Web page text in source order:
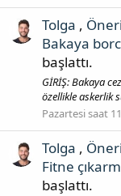
Tolga ,
Bakaya
başlattı.
GİRİŞ: Bakaya
özellikle askerlik
Pazartesi saat
Tolga ,
Fitne
başlattı.